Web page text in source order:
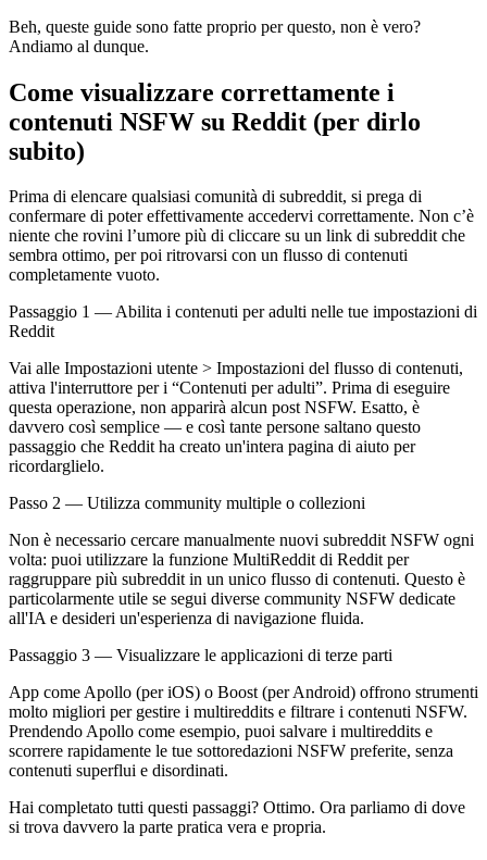
Beh, queste guide sono fatte proprio per questo, non è vero?
Andiamo al dunque.
Come visualizzare correttamente i
contenuti NSFW su Reddit (per dirlo
subito)
Prima di elencare qualsiasi comunità di subreddit, si prega di
confermare di poter effettivamente accedervi correttamente. Non c’è
niente che rovini l’umore più di cliccare su un link di subreddit che
sembra ottimo, per poi ritrovarsi con un flusso di contenuti
completamente vuoto.
Passaggio 1 — Abilita i contenuti per adulti nelle tue impostazioni di
Reddit
Vai alle Impostazioni utente > Impostazioni del flusso di contenuti,
attiva l'interruttore per i “Contenuti per adulti”. Prima di eseguire
questa operazione, non apparirà alcun post NSFW. Esatto, è
davvero così semplice — e così tante persone saltano questo
passaggio che Reddit ha creato un'intera pagina di aiuto per
ricordarglielo.
Passo 2 — Utilizza community multiple o collezioni
Non è necessario cercare manualmente nuovi subreddit NSFW ogni
volta: puoi utilizzare la funzione MultiReddit di Reddit per
raggruppare più subreddit in un unico flusso di contenuti. Questo è
particolarmente utile se segui diverse community NSFW dedicate
all'IA e desideri un'esperienza di navigazione fluida.
Passaggio 3 — Visualizzare le applicazioni di terze parti
App come Apollo (per iOS) o Boost (per Android) offrono strumenti
molto migliori per gestire i multireddits e filtrare i contenuti NSFW.
Prendendo Apollo come esempio, puoi salvare i multireddits e
scorrere rapidamente le tue sottoredazioni NSFW preferite, senza
contenuti superflui e disordinati.
Hai completato tutti questi passaggi? Ottimo. Ora parliamo di dove
si trova davvero la parte pratica vera e propria.